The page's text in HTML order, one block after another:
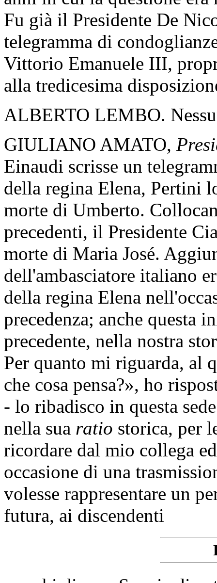
Fu già il Presidente De
telegramma di
Vittorio Emanuele III,
alla tredicesima
ALBERTO LEMBO.
GIULIANO AMATO,
Einaudi scrisse un
della regina Elena, Pertini
morte di Umberto.
precedenti, il Presidente
morte di Maria José.
dell'ambasciatore italiano
della regina Elena
precedenza; anche questa
precedente, nella nostra
Per quanto mi riguarda, al
che cosa pensa?», ho
- lo ribadisco in questa
nella sua ratio storica, per
ricordare dal mio collega
occasione di una
volesse rappresentare un
futura, ai discendenti